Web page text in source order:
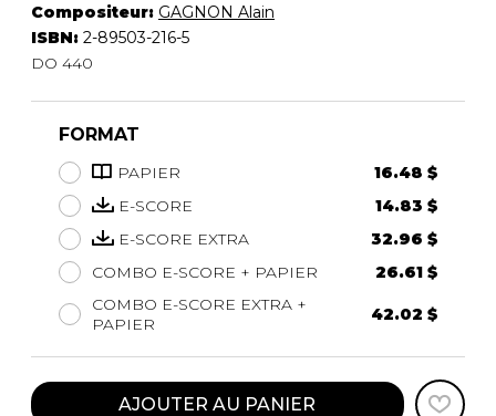
Compositeur: GAGNON Alain
ISBN: 2-89503-216-5
DO 440
FORMAT
PAPIER
16.48 $
E-SCORE
14.83 $
E-SCORE EXTRA
32.96 $
COMBO E-SCORE + PAPIER
26.61 $
COMBO E-SCORE EXTRA +
PAPIER
42.02 $
AJOUTER AU PANIER